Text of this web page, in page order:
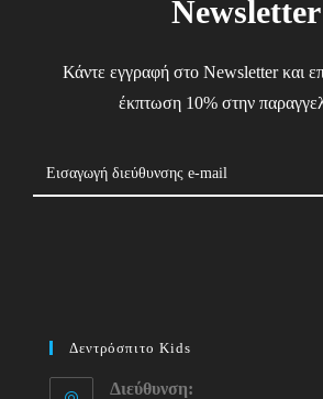
Newsletter
Κάντε εγγραφή στο Newsletter και
έκπτωση 10% στην
Δεντρόσπιτο Kids
Διεύθυνση: